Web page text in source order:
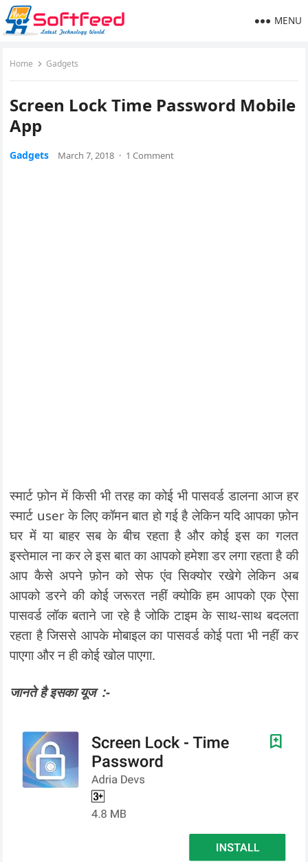
MENU
Home Gadgets
Screen Lock Time Password Mobile
App
Gadgets March 7, 2018 · 1 Comment
स्मार्ट फ़ोन में किसी भी तरह का कोई भी पासवर्ड डालना आज हर
स्मार्ट user के लिए कॉमन बात हो गई है लेकिन यदि आपका फ़ोन
घर में या बाहर सब के बीच रहता है और कोई इस का गलत
इस्तेमाल ना कर ले इस बात का आपको हमेशा डर लगा रहता है की
आप कैसे अपने फ़ोन को सेफ एंव सिक्योर रखेगे लेकिन अब
आपको डरने की कोई जरूरत नहीं क्योकि हम आपको एक ऐसा
पासवर्ड लॉक बताने जा रहे है जोकि टाइम के साथ-साथ बदलता
रहता है जिससे आपके मोबाइल का पासवर्ड कोई पता भी नहीं कर
पाएगा और न ही कोई खोल पाएगा.
जानते है इसका यूज :-